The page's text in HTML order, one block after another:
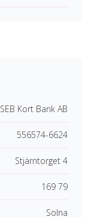
SEB Kort Bank AB
556574-6624
Stjärntorget 4
169 79
Solna